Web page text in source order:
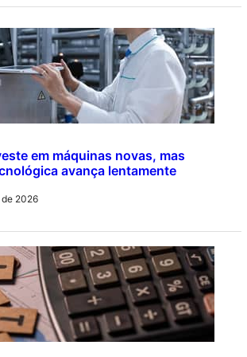
em máquinas novas, mas
avança lentamente
2026